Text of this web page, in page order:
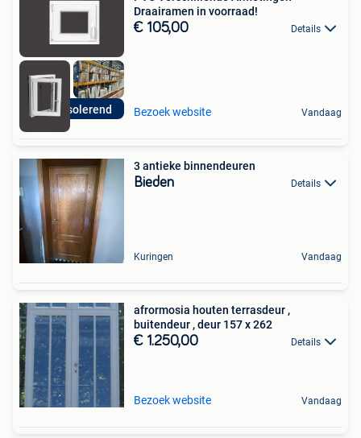
super isolerend
Draairamen in voorraad!
€ 105,00 Details
Bezoek website Vandaag
3 antieke binnendeuren
Bieden Details
Kuringen Vandaag
afrormosia houten terrasdeur ,
buitendeur , deur 157 x 262
€ 1.250,00 Details
Bezoek website Vandaag